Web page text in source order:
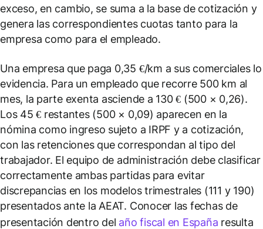
exceso, en cambio, se suma a la base de cotización y
genera las correspondientes cuotas tanto para la
empresa como para el empleado.
Una empresa que paga 0,35 €/km a sus comerciales lo
evidencia. Para un empleado que recorre 500 km al
mes, la parte exenta asciende a 130 € (500 × 0,26).
Los 45 € restantes (500 × 0,09) aparecen en la
nómina como ingreso sujeto a IRPF y a cotización,
con las retenciones que correspondan al tipo del
trabajador. El equipo de administración debe clasificar
correctamente ambas partidas para evitar
discrepancias en los modelos trimestrales (111 y 190)
presentados ante la AEAT. Conocer las fechas de
presentación dentro del año fiscal en España resulta